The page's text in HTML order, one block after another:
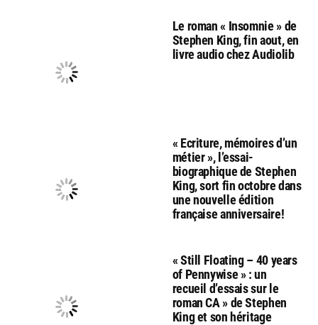
Le roman « Insomnie » de
Stephen King, fin aout, en
livre audio chez Audiolib
« Ecriture, mémoires d’un
métier », l’essai-
biographique de Stephen
King, sort fin octobre dans
une nouvelle édition
française anniversaire!
« Still Floating – 40 years
of Pennywise » : un
recueil d’essais sur le
roman CA » de Stephen
King et son héritage